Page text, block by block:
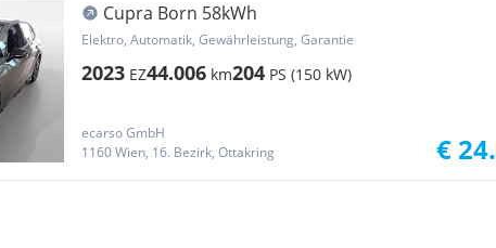
Cupra Born 58kWh
Elektro, Automatik, Gewährleistung, Garantie
2023 EZ44.006 km204 PS (150 kW)
ecarso GmbH
1160 Wien, 16. Bezirk, Ottakring
€